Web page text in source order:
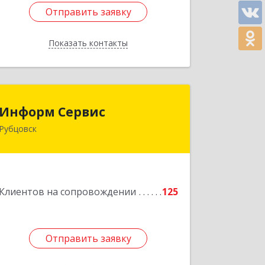
Отправить заявку
Показать контакты
Отправить заявку
Назад
Информ Сервис
Рубцовск
Клиентов на сопровождении 125
Отправить заявку
658204, Алтайский край, Рубцовск г,
Отправить заявку